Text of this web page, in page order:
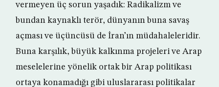
vermeyen üç sorun yaşadık: Radikalizm ve
bundan kaynaklı terör, dünyanın buna savaş
açması ve üçüncüsü de İran’ın müdahaleleridir.
Buna karşılık, büyük kalkınma projeleri ve Arap
meselelerine yönelik ortak bir Arap politikası
ortaya konamadığı gibi uluslararası politikalar